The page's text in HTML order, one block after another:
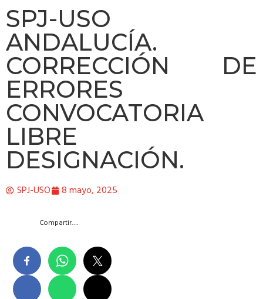
SPJ-USO
ANDALUCÍA.
CORRECCIÓN DE
ERRORES
CONVOCATORIA
LIBRE
DESIGNACIÓN.
SPJ-USO 8 mayo, 2025
Compartir….